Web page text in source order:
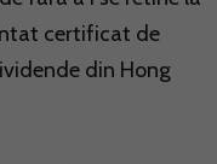
certificat de
din Hong